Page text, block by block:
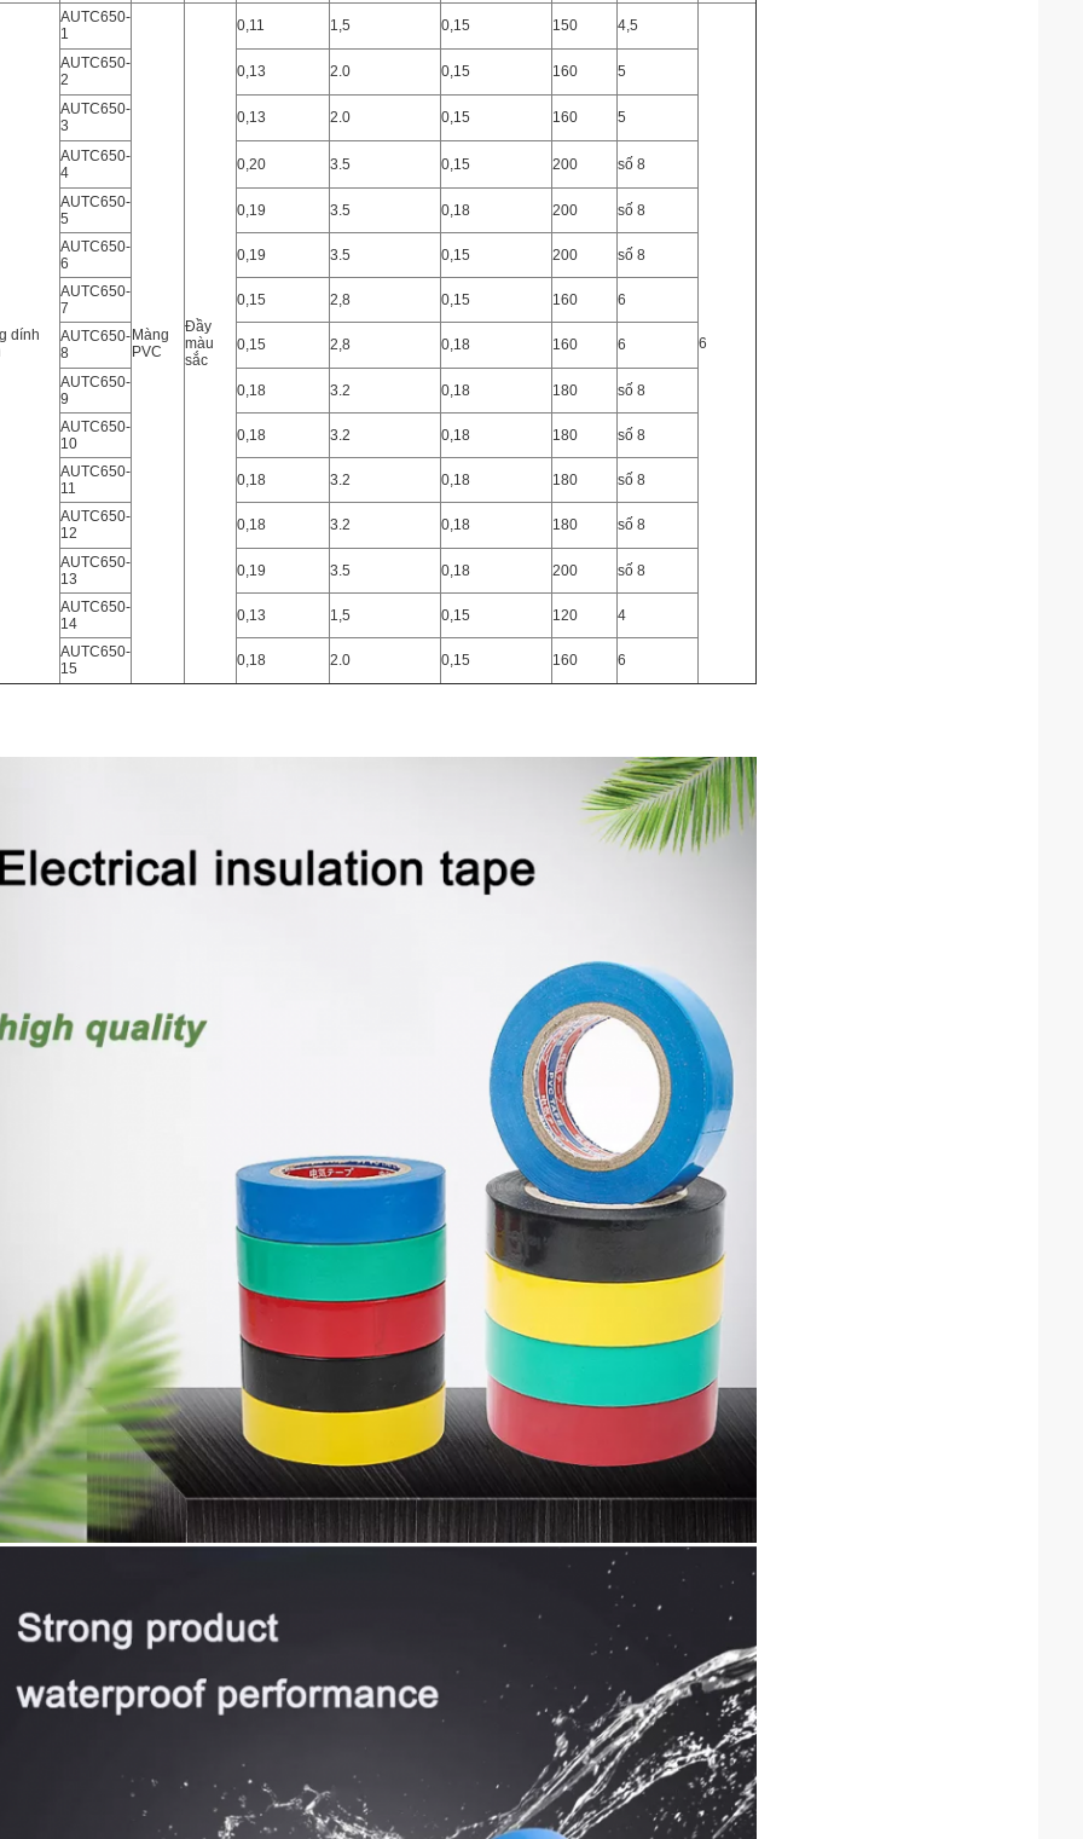
dính
AUTC650-
1
Màng
PVC
Đầy
màu
sắc
0,11 1,5 0,15 150 4,5
6
AUTC650-
2
0,13 2.0 0,15 160 5
AUTC650-
3
0,13 2.0 0,15 160 5
AUTC650-
4
0,20 3.5 0,15 200 số 8
AUTC650-
5
0,19 3.5 0,18 200 số 8
AUTC650-
6
0,19 3.5 0,15 200 số 8
AUTC650-
7
0,15 2,8 0,15 160 6
AUTC650-
8
0,15 2,8 0,18 160 6
AUTC650-
9
0,18 3.2 0,18 180 số 8
AUTC650-
10
0,18 3.2 0,18 180 số 8
AUTC650-
11
0,18 3.2 0,18 180 số 8
AUTC650-
12
0,18 3.2 0,18 180 số 8
AUTC650-
13
0,19 3.5 0,18 200 số 8
AUTC650-
14
0,13 1,5 0,15 120 4
AUTC650-
15
0,18 2.0 0,15 160 6